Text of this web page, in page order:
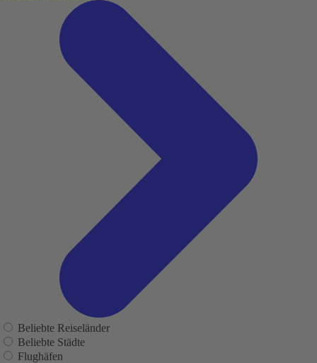
Beliebte Reiseländer
Beliebte Städte
Flughäfen